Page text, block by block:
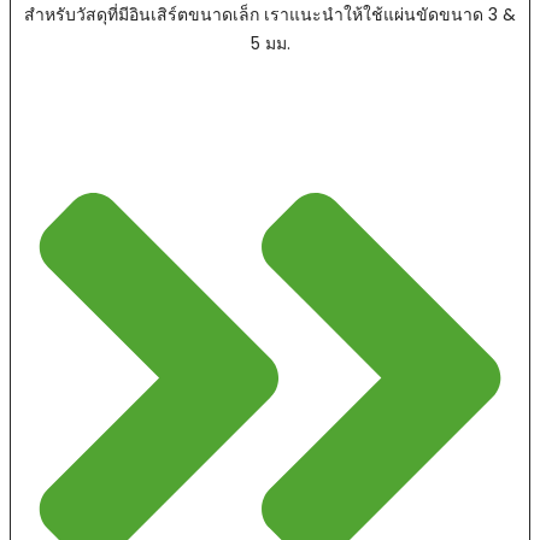
สำหรับวัสดุที่มีอินเสิร์ตขนาดเล็ก เราแนะนำให้ใช้แผ่นขัดขนาด 3 &
5 มม.